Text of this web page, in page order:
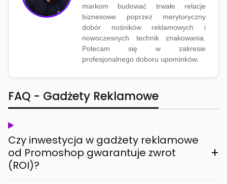
markom budować trwałe relacje
biznesowe poprzez merytoryczny
dobór nośników reklamowych i
nowoczesnych technik znakowania.
Polecam się w zakresie
profesjonalnego doboru upominków.
FAQ - Gadżety Reklamowe
Czy inwestycja w gadżety reklamowe
od Promoshop gwarantuje zwrot
(ROI)?
+